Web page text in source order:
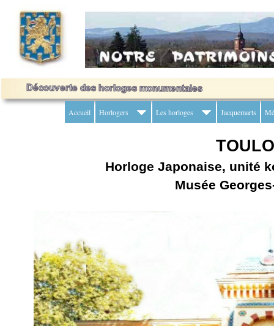
Accueil Horlogers Les horloges Jacquemarts
Horloge Japonaise, unité
Musée